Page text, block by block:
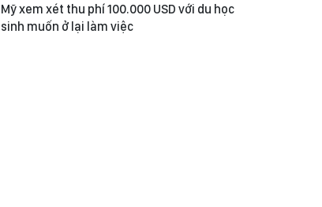
Mỹ xem xét thu phí 100.000 USD với du học
sinh muốn ở lại làm việc